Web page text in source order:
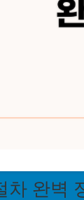
차 완벽